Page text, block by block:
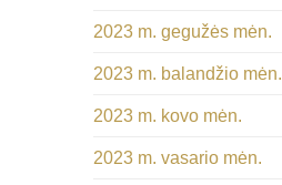
2023 m. gegužės mėn.
2023 m. balandžio mėn.
2023 m. kovo mėn.
2023 m. vasario mėn.